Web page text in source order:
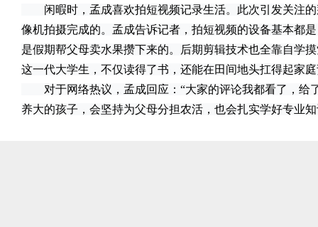
闲暇时，孟成喜欢拍短视频记录生活。此次引发关注的
像机拍摄完成的。孟成告诉记者，拍短视频的设备基本都
是假期帮父母卖水果攒下来的。后期剪辑技术也全靠自学
这一代大学生，不仅读得了书，还能在田间地头扛得起家
对于网络热议，孟成回应：“大家的评论我都看了，给
养大的孩子，会坚持为父母分担农活，也会扎实学好专业